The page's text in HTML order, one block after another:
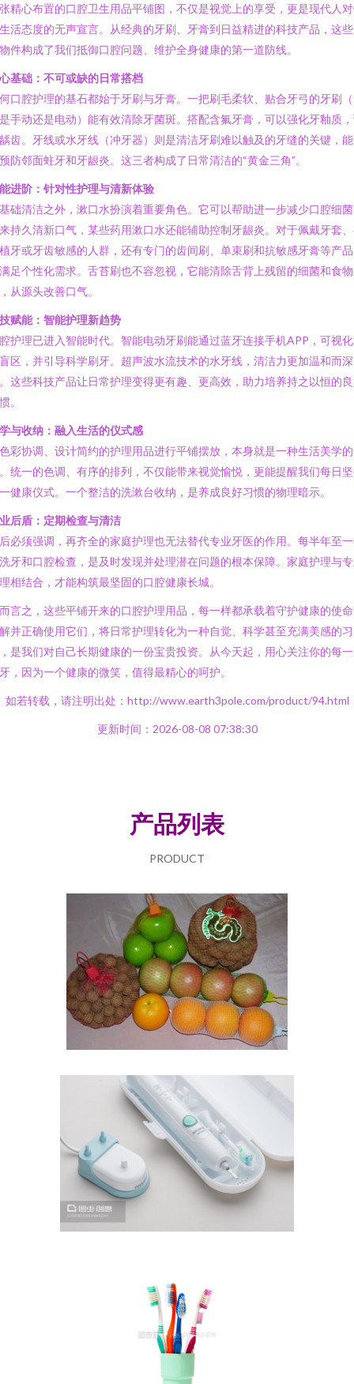
精心布置的口腔卫生用品平铺图，不仅是视觉上的享受，更是现代人
活态度的无声宣言。从经典的牙刷、牙膏到日益精进的科技产品，这
件构成了我们抵御口腔问题、维护全身健康的第一道防线。
基础：不可或缺的日常搭档
口腔护理的基石都始于牙刷与牙膏。一把刷毛柔软、贴合牙弓的牙刷
手动还是电动）能有效清除牙菌斑。搭配含氟牙膏，可以强化牙釉质
齿。牙线或水牙线（冲牙器）则是清洁牙刷难以触及的牙缝的关键，
防邻面蛀牙和牙龈炎。这三者构成了日常清洁的“黄金三角”。
进阶：针对性护理与清新体验
础清洁之外，漱口水扮演着重要角色。它可以帮助进一步减少口腔细
持久清新口气，某些药用漱口水还能辅助控制牙龈炎。对于佩戴牙套
牙或牙齿敏感的人群，还有专门的齿间刷、单束刷和抗敏感牙膏等产
足个性化需求。舌苔刷也不容忽视，它能清除舌背上残留的细菌和食
从源头改善口气。
赋能：智能护理新趋势
护理已进入智能时代。智能电动牙刷能通过蓝牙连接手机APP，可视
区，并引导科学刷牙。超声波水流技术的水牙线，清洁力更加温和而深
这些科技产品让日常护理变得更有趣、更高效，助力培养持之以恒的
。
与收纳：融入生活的仪式感
彩协调、设计简约的护理用品进行平铺摆放，本身就是一种生活美学
统一的色调、有序的排列，不仅能带来视觉愉悦，更能提醒我们每日
健康仪式。一个整洁的洗漱台收纳，是养成良好习惯的物理暗示。
后盾：定期检查与清洁
必须强调，再齐全的家庭护理也无法替代专业牙医的作用。每半年至
牙和口腔检查，是及时发现并处理潜在问题的根本保障。家庭护理与
相结合，才能构筑最坚固的口腔健康长城。
言之，这些平铺开来的口腔护理用品，每一样都承载着守护健康的使
并正确使用它们，将日常护理转化为一种自觉、科学甚至充满美感的习
是我们对自己长期健康的一份宝贵投资。从今天起，用心关注你的每
，因为一个健康的微笑，值得最精心的呵护。
如若转载，请注明出处：http://www.earth3pole.com/product/94.html
更新时间：2026-08-08 07:38:30
产品列表
PRODUCT